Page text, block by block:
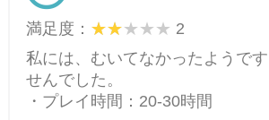
満足度：
2
私には、むいてなかったようで
せんでした。
・プレイ時間：20-30時間